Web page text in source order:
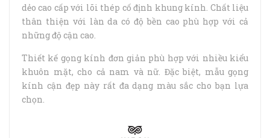
dẻo cao cấp với lõi thép cố định khung kính. Chất liệu
thân thiện với làn da có độ bền cao phù hợp với cả
những độ cận cao.
Thiết kế gọng kính đơn giản phù hợp với nhiều kiểu
khuôn mặt, cho cả nam và nữ. Đặc biệt, mẫu gọng
kính cận đẹp này rất đa dạng màu sắc cho bạn lựa
chọn.